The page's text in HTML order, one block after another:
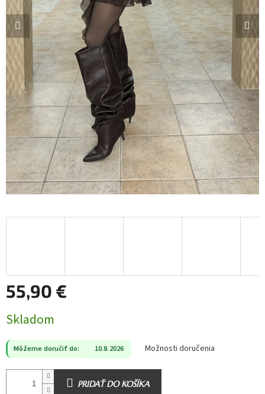
55,90 €
cena:
Skladom
Môžeme doručiť do: 10.8.2026 Možnosti doručenia
PRIDAŤ DO KOŠÍKA